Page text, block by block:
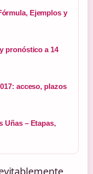
Ejemplos y
pronóstico a 14
acceso, plazos
Uñas – Etapas,